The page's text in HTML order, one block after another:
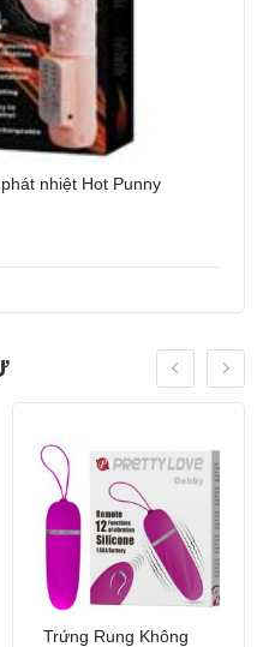
nhiệt Hot Punny
Trứng Rung Không